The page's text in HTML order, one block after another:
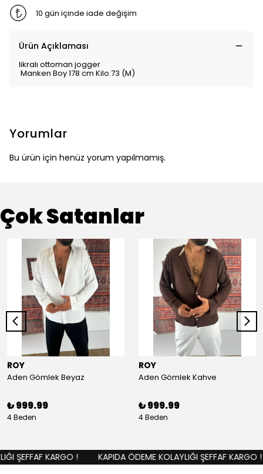
10 gün içinde iade değişim
Ürün Açıklaması
likralı ottoman jogger
Manken Boy 178 cm Kilo:73 (M)
Yorumlar
Bu ürün için henüz yorum yapılmamış.
Çok Satanlar
ROY
Aden Gömlek Beyaz
₺ 999.99
4 Beden
ROY
Aden Gömlek Kahve
₺ 999.99
4 Beden
ŞEFFAF KARGO ! KAPIDA ÖDEME KOLAYLIĞI ŞEFFAF KARGO !